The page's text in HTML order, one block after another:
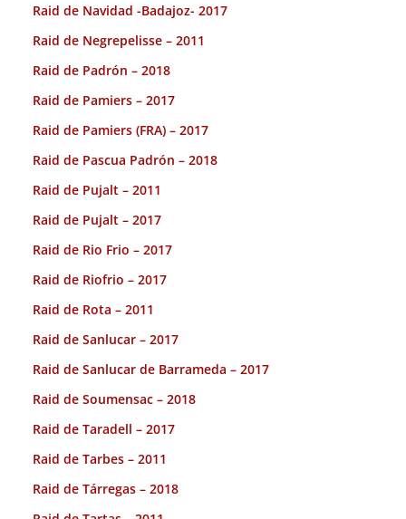
Raid de Navidad -Badajoz- 2017
Raid de Negrepelisse – 2011
Raid de Padrón – 2018
Raid de Pamiers – 2017
Raid de Pamiers (FRA) – 2017
Raid de Pascua Padrón – 2018
Raid de Pujalt – 2011
Raid de Pujalt – 2017
Raid de Rio Frio – 2017
Raid de Riofrio – 2017
Raid de Rota – 2011
Raid de Sanlucar – 2017
Raid de Sanlucar de Barrameda – 2017
Raid de Soumensac – 2018
Raid de Taradell – 2017
Raid de Tarbes – 2011
Raid de Tárregas – 2018